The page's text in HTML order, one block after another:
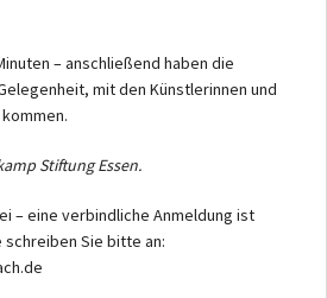
– anschließend haben die
mit den Künstlerinnen und
Stiftung Essen.
– eine verbindliche Anmeldung ist
Sie bitte an: